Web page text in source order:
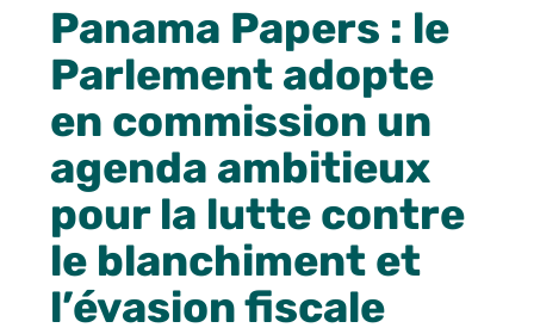
Panama Papers : le
Parlement adopte
en commission un
agenda ambitieux
pour la lutte contre
le blanchiment et
l’évasion fiscale